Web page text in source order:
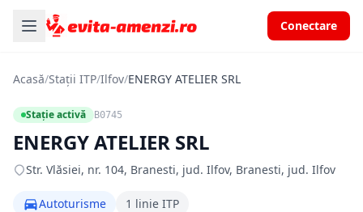
Conectare
Acasă/Stații ITP/Ilfov/ENERGY ATELIER SRL
Stație activă B0745
ENERGY ATELIER SRL
Str. Vlăsiei, nr. 104, Branesti, jud. Ilfov, Branesti, jud. Ilfov
Autoturisme 1 linie ITP